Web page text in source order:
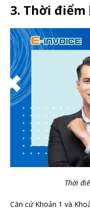
3. Thời
Thời
Căn cứ Khoản 1 và